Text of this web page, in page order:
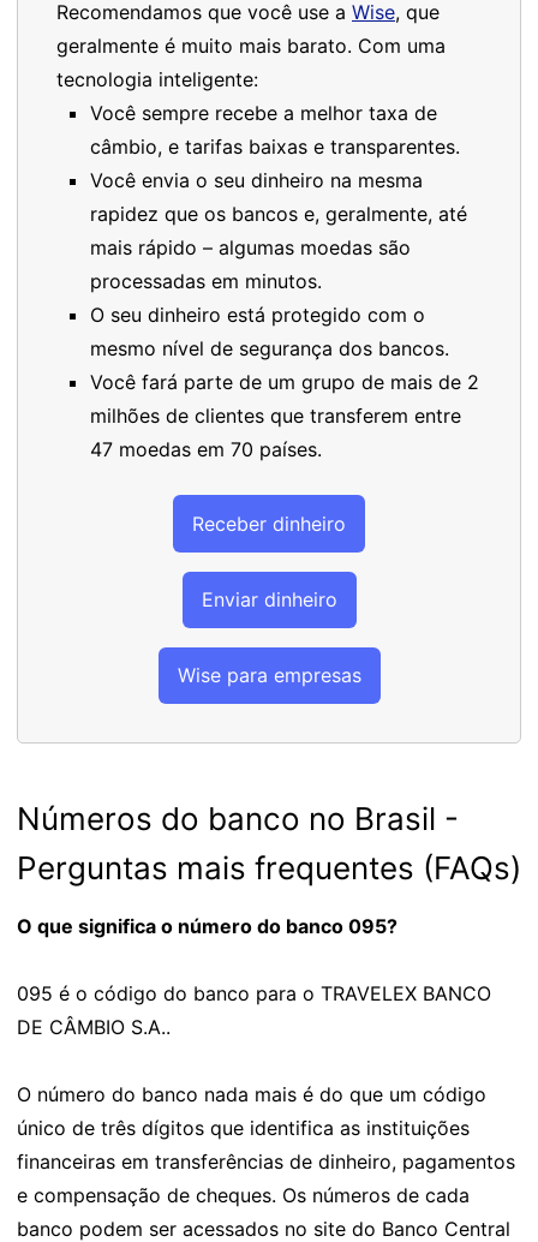
Recomendamos que você use a Wise, que
geralmente é muito mais barato. Com uma
tecnologia inteligente:
Você sempre recebe a melhor taxa de
câmbio, e tarifas baixas e transparentes.
Você envia o seu dinheiro na mesma
rapidez que os bancos e, geralmente, até
mais rápido – algumas moedas são
processadas em minutos.
O seu dinheiro está protegido com o
mesmo nível de segurança dos bancos.
Você fará parte de um grupo de mais de 2
milhões de clientes que transferem entre
47 moedas em 70 países.
Receber dinheiro
Enviar dinheiro
Wise para empresas
Números do banco no Brasil -
Perguntas mais frequentes (FAQs)
O que significa o número do banco 095?
095 é o código do banco para o TRAVELEX BANCO
DE CÂMBIO S.A..
O número do banco nada mais é do que um código
único de três dígitos que identifica as instituições
financeiras em transferências de dinheiro, pagamentos
e compensação de cheques. Os números de cada
banco podem ser acessados no site do Banco Central